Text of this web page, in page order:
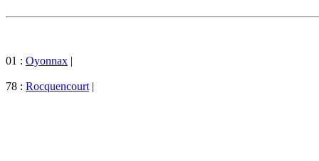
01 : Oyonnax |
78 : Rocquencourt |